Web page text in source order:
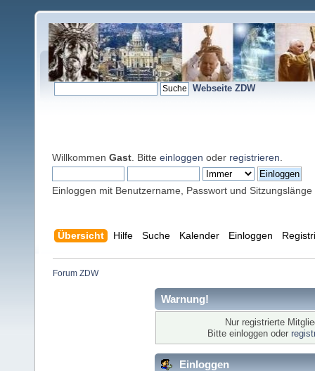
Webseite ZDW
Willkommen Gast . Bitte einloggen oder registrieren
Einloggen mit Benutzername, Passwort und Sitzungslänge
Übersicht Hilfe Suche Kalender Einloggen
Forum ZDW
Warnung!
Nur registrierte
Bitte einloggen oder
Einloggen